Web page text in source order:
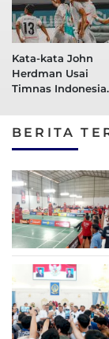
Kata-kata John
Herdman Usai
Timnas Indonesia
BERITA